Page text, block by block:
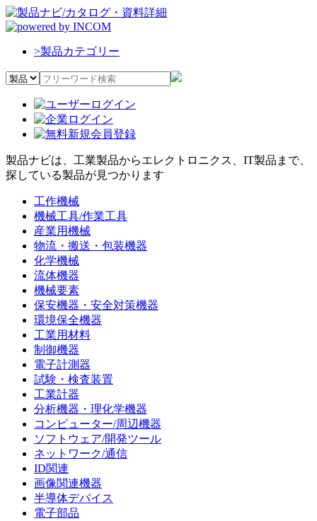
>製品カテゴリー
製品ナビは、工業製品からエレクトロニクス、IT製品まで、
探している製品が見つかります
工作機械
機械工具/作業工具
産業用機械
物流・搬送・包装機器
化学機械
流体機器
機械要素
保安機器・安全対策機器
環境保全機器
工業用材料
制御機器
電子計測器
試験・検査装置
工業計器
分析機器・理化学機器
コンピューター/周辺機器
ソフトウェア/開発ツール
ネットワーク/通信
ID関連
画像関連機器
半導体デバイス
電子部品